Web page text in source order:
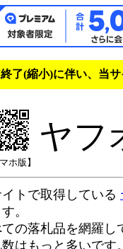
了(縮小)に伴い、当
ホ版】
ヤフ
イトで取得している
。
ての落札品を網羅
はもっと多いです